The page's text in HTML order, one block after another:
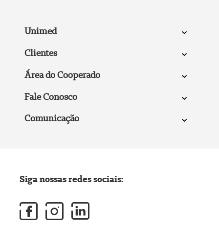
Unimed
Clientes
Área do Cooperado
Fale Conosco
Comunicação
Siga nossas redes sociais: